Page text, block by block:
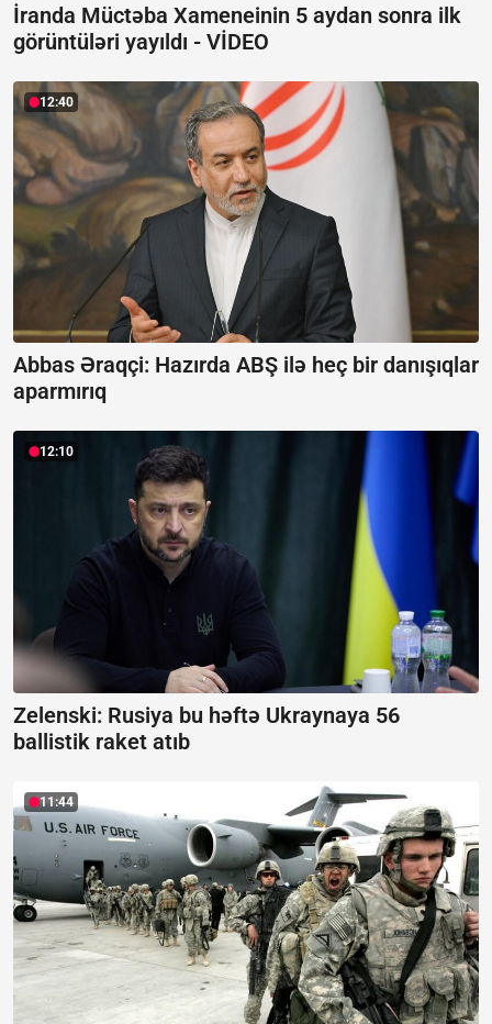
İranda Müctəba Xameneinin 5 aydan sonra ilk
görüntüləri yayıldı - VİDEO
12:40
Abbas Əraqçi: Hazırda ABŞ ilə heç bir danışıqlar
aparmırıq
12:10
Zelenski: Rusiya bu həftə Ukraynaya 56
ballistik raket atıb
11:44